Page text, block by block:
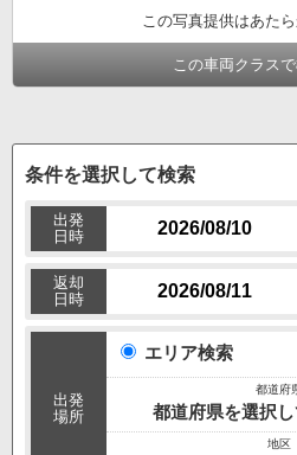
この写真提供はあた
この車両クラス
条件を選択して検索
出発
日時
返却
日時
出発
場所
エリア検索
都道府県を選択し